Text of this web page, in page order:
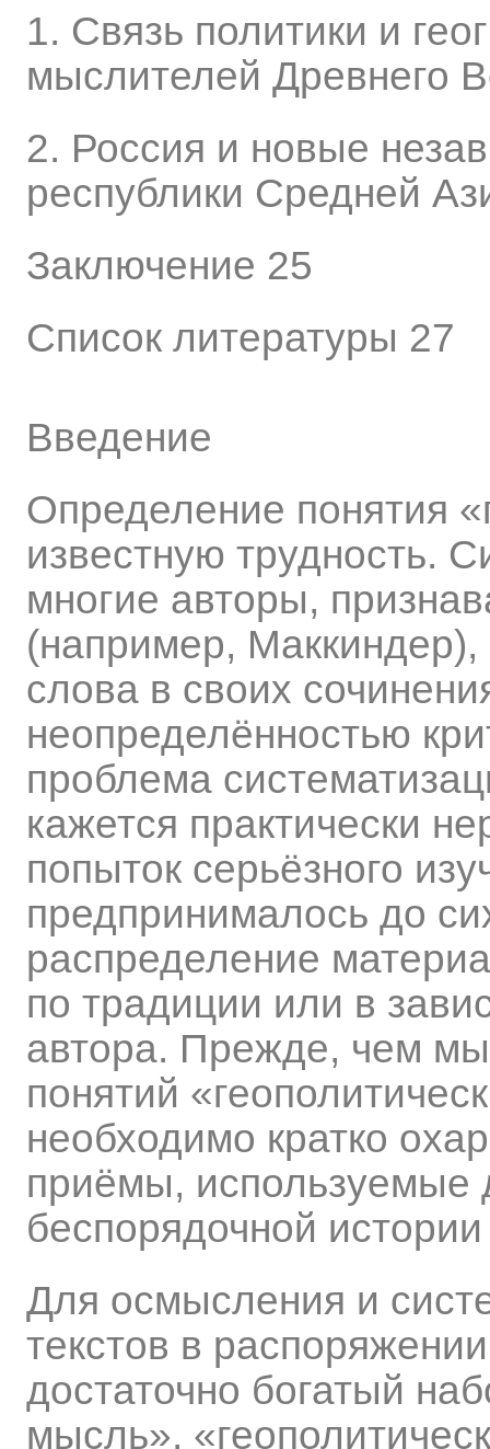
1. Связь политики и
мыслителей Древнего
2. Россия и новые
республики Средней
Заключение 25
Список литературы 27
Введение
Определение понятия
известную трудность.
многие авторы,
(например, Маккиндер),
слова в своих
неопределённостью
проблема
кажется практически
попыток серьёзного
предпринималось до
распределение
по традиции или в
автора. Прежде, чем
понятий
необходимо кратко
приёмы, используемые
беспорядочной истории
Для осмысления и
текстов в
достаточно богатый
мысль»,